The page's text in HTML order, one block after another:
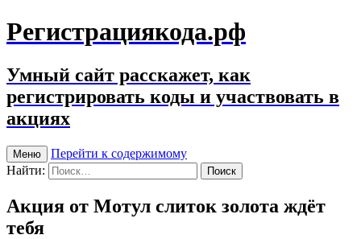
Регистрациякода.рф
Умный сайт расскажет, как
регистрировать коды и участвовать в
акциях
Меню
Перейти к содержимому
Найти:
Акция от Мотул слиток золота ждёт
тебя